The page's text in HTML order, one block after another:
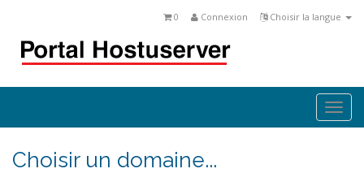
Choisir la langue
Connexion
0
Choisir un domaine...